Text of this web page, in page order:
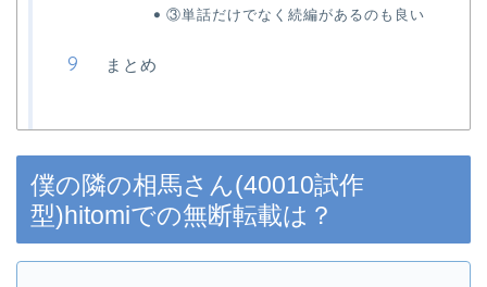
③単話だけでなく続編があるのも良い
まとめ
僕の隣の相馬さん(40010試作
型)hitomiでの無断転載は？